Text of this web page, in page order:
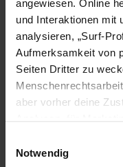
angewiesen. Online
und Interaktionen mit
analysieren, „Surf-
Aufmerksamkeit von
Seiten Dritter zu
aber vorher deine
wieder ändern.
Notwendig
E-
Mail
Ich habe die